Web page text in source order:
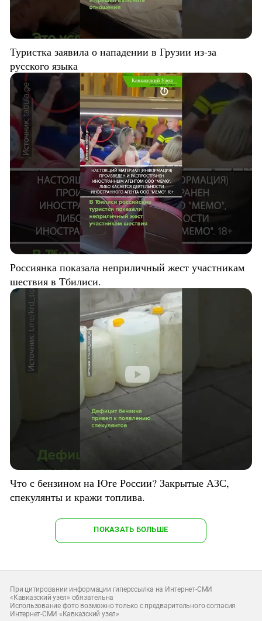
Туристка заявила о нападении в Грузии из-за
русского языка
Россиянка показала неприличный жест участникам
шествия в Тбилиси.
Что с бензином на Юге России? Закрытые АЗС,
спекулянты и кражи топлива.
ПОКАЗАТЬ БОЛЬШЕ
При цитировании информации гиперссылка на Интернет-СМИ
«Кавказский узел» обязательна
Использование фото возможно только с предварительного согласия
Интернет-СМИ «Кавказский узел»